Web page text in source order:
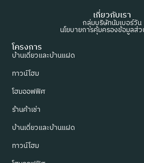
เกี่ยวกับเรา
กลุ่มบริษัทนัมเบอร์วัน
นโยบายการคุ้มครองข้อมูลส่
โครงการ
บ้านเดี่ยวและบ้านแฝด
ทาวน์โฮม
โฮมออฟฟิศ
ร้านค้าเช่า
บ้านเดี่ยวและบ้านแฝด
ทาวน์โฮม